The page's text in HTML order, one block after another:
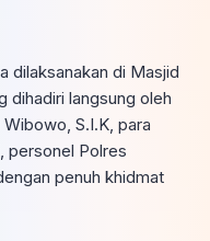
dilaksanakan di Masjid
dihadiri langsung oleh
S.I.K, para
personel Polres
penuh khidmat